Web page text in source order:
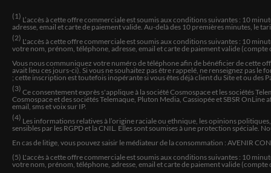
(1) L’accès à cette offre commerciale est soumis aux conditions suivantes : 10
adresse, email et carte de paiement valide. Au-delà des 10 premières minutes, le
(2) L'accès à cette offre commerciale est soumis aux conditions suivantes : 10
votre nom, prénom, téléphone, adresse, email et carte de paiement valide
Vous nous communiquez votre numéro de téléphone afin de bénéficier de cette
avait lieu ces jours-ci). Si vous ne souhaitez pas être rappelé, ne renseignez pas
; cette inscription est toutefois inopérante si vous êtes déjà client du Site et ou des
(3) Ce consentement exprès s'applique à la société Cosmospace et les sociétés
Cosmospace et des sociétés Telemaque, Pluton Media, Cassiopée et SBSR
email, sms et voix sur IP.
(4) Les informations relatives à l’origine raciale ou ethnique, les opinions
sensibles par les RGPD et la CNIL. Elles sont soumises à une protection spéciale.
En cas de litige, vous pouvez saisir le médiateur de la consommation : AVENIR
(5) L'accès à cette offre commerciale est soumis aux conditions suivantes : 10
votre nom, prénom, téléphone, adresse, email et carte de paiement valide